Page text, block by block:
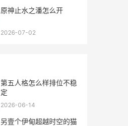
原神止水之潘怎么开
2026-07-02
第五人格怎么样排位不稳
定
2026-06-14
另壹个伊甸超越时空的猫